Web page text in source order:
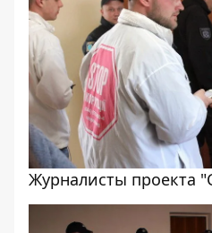
Журналисты проекта